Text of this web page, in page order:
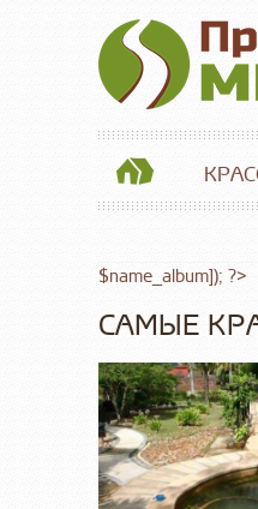
$name_album]); ?>
САМЫЕ